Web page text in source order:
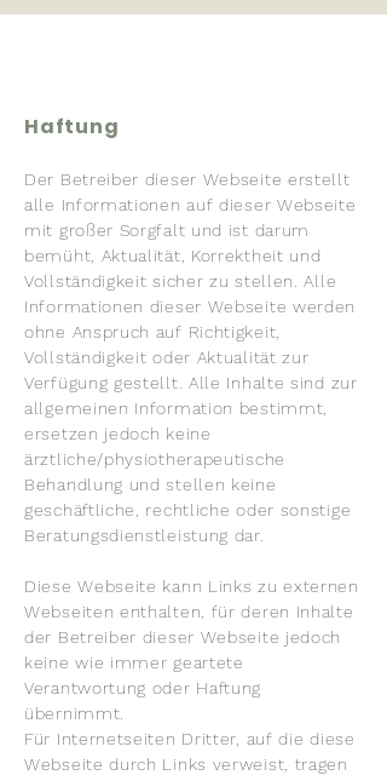
Haftung
Der Betreiber dieser Webseite erstellt
alle Informationen auf dieser Webseite
mit großer Sorgfalt und ist darum
bemüht, Aktualität, Korrektheit und
Vollständigkeit sicher zu stellen. Alle
Informationen dieser Webseite werden
ohne Anspruch auf Richtigkeit,
Vollständigkeit oder Aktualität zur
Verfügung gestellt. Alle Inhalte sind zur
allgemeinen Information bestimmt,
ersetzen jedoch keine
ärztliche/physiotherapeutische
Behandlung und stellen keine
geschäftliche, rechtliche oder sonstige
Beratungsdienstleistung dar.
Diese Webseite kann Links zu externen
Webseiten enthalten, für deren Inhalte
der Betreiber dieser Webseite jedoch
keine wie immer geartete
Verantwortung oder Haftung
übernimmt.
Für Internetseiten Dritter, auf die diese
Webseite durch Links verweist, tragen